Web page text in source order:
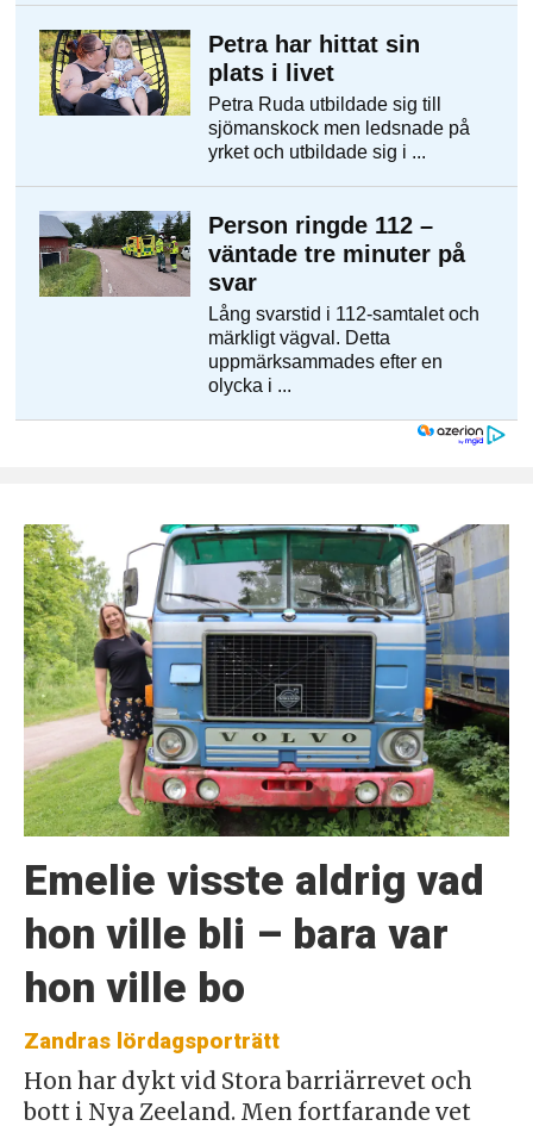
Emelie visste aldrig vad
hon ville bli – bara var
hon ville bo
Zandras lördagsporträtt
Hon har dykt vid Stora barriärrevet och
bott i Nya Zeeland. Men fortfarande vet